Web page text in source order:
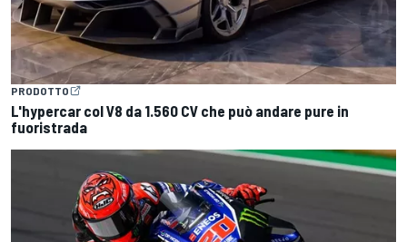
PRODOTTO
L'hypercar col V8 da 1.560 CV che può andare pure in
fuoristrada